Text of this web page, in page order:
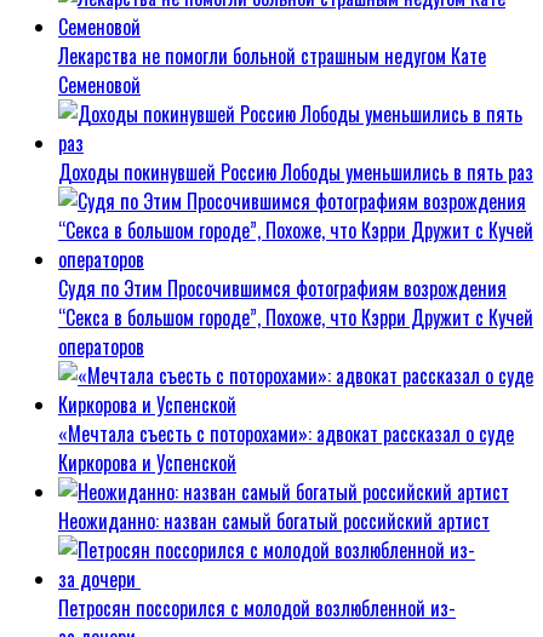
Лекарства не помогли больной страшным недугом Кате
Семеновой
Доходы покинувшей Россию Лободы уменьшились в пять раз
Судя по Этим Просочившимся фотографиям возрождения
“Секса в большом городе”, Похоже, что Кэрри Дружит с Кучей
операторов
«Мечтала съесть с поторохами»: адвокат рассказал о суде
Киркорова и Успенской
Неожиданно: назван самый богатый российский артист
Петросян поссорился с молодой возлюбленной из-